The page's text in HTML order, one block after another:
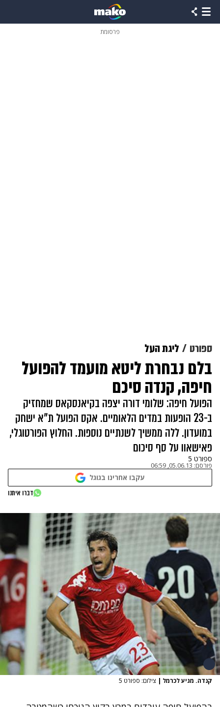
פרסומת
ספורט ליגת העל
בלם נבחרת ליטא מועמד להפועל
חיפה, קנדה סיכם
הפועל חיפה: שלומי דורה יצפה בקיאנסקאס שמחזיק
ב-23 הופעות במדים הלאומיים. אקס הפועל ת"א ישחק
במועדון. ללה ממשיך לשנתיים נוספות. החלוץ הפורטוגלי,
פאישאוו על סף סיכום
ספורט 5
פורסם: 05.06.13, 06:59
עקבו אחרינו בגוגל
דברו איתנו
קנדה. מגיע לכרמל | צילום: ספורט 5